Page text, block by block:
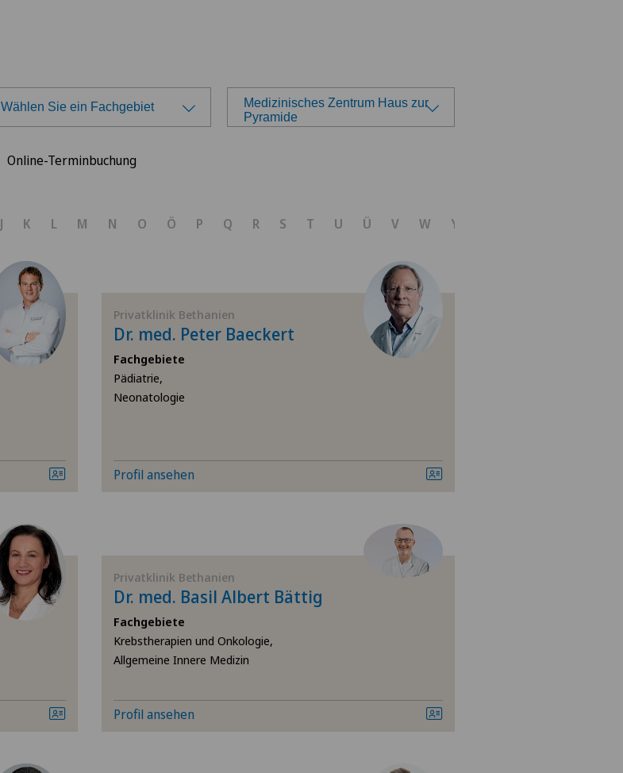
Wählen Sie ein Fachgebiet
Allergologie und Immunologie
Allgemeine Chirurgie
Allgemeine Innere Medizin
Anästhesiologie
Arthrose
Ästhetische Medizin
Augenchirurgie
Bänderriss / Bandverletzung
Bandscheibenprothese |
Künstliche Bandscheibe
Bandscheibenvorfall
Medizinisches Zentrum Haus zur
Pyramide
Ars Medica Bellinzona
Ärztezentrum Siloah Liebefeld
Ärztezentrum Siloah Murten
Bellinzona
Bellinzona Castello
Online-Terminbuchung
J K L M N O Ö P Q R S T U Ü V W Y
Privatklinik Bethanien
Dr. med. Peter Baeckert
Fachgebiete
Pädiatrie,
Neonatologie
Profil ansehen
Privatklinik Bethanien
Dr. med. Basil Albert Bättig
Fachgebiete
Krebstherapien und Onkologie,
Allgemeine Innere Medizin
Profil ansehen